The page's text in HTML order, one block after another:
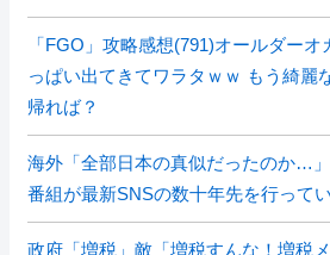
「FGO」攻略感想(791)オールダー
っぱい出てきてワラタｗｗ もう綺麗
帰れば？
海外「全部日本の真似だったのか…
番組が最新SNSの数十年先を行って
政府「増税」敵「増税すんな！増税